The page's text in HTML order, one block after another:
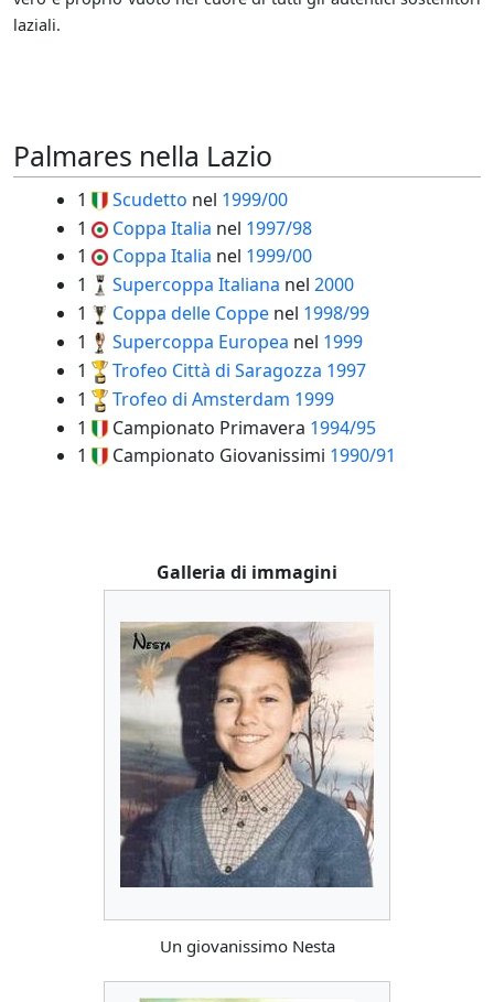
laziali.
Palmares nella Lazio
1 Scudetto nel 1999/00
1
Coppa Italia nel 1997/98
1
Coppa Italia nel 1999/00
1
Supercoppa Italiana nel 2000
1
Coppa delle Coppenel 1998/99
1
Supercoppa Europea nel 1999
1
Trofeo Città di Saragozza 1997
1
Trofeo di Amsterdam 1999
1
Campionato Primavera 1994/95
1
Campionato Giovanissimi 1990/91
Galleria di immagini
Un giovanissimo Nesta